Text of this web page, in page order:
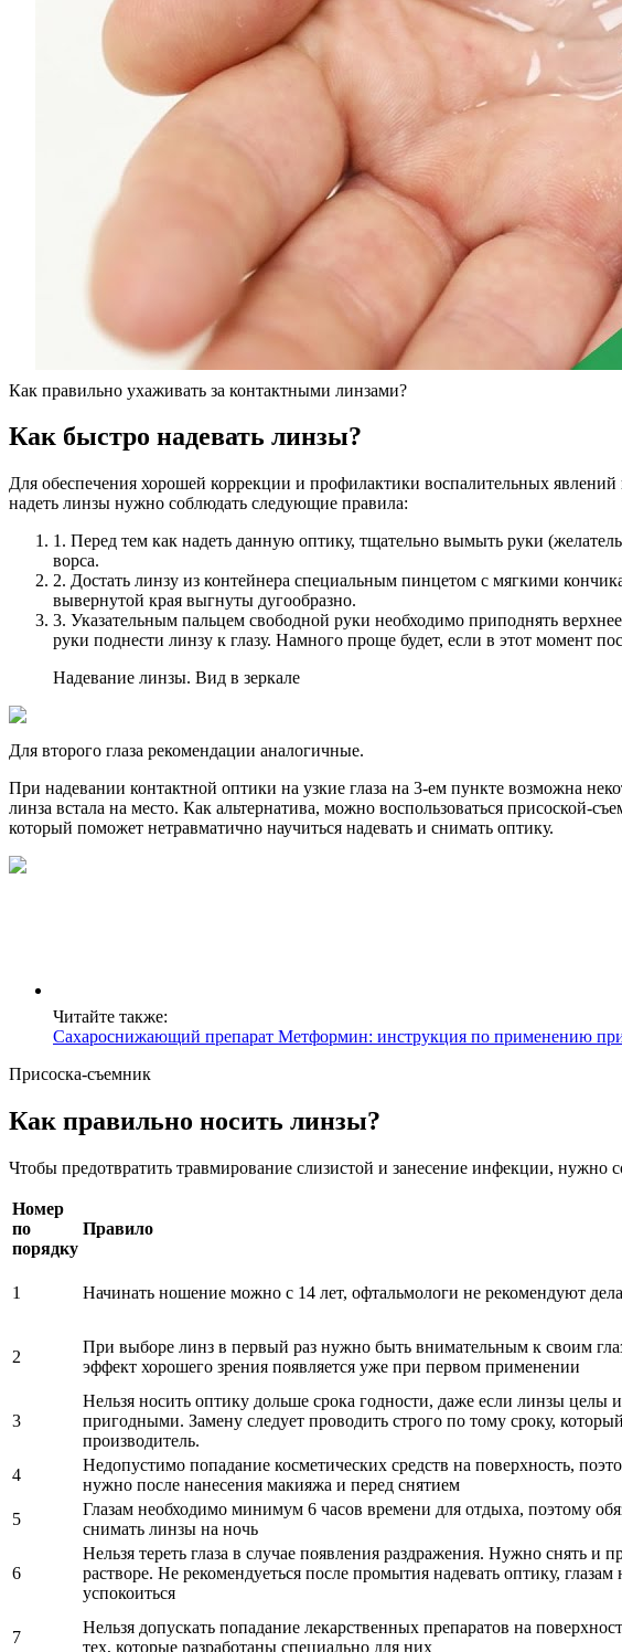
Как правильно ухаживать за контактными линзами?
Как быстро надевать линзы?
Для обеспечения хорошей коррекции и профилактики воспалительных
надеть линзы нужно соблюдать следующие правила:
1. Перед тем как надеть данную оптику, тщательно вымыть руки
ворса.
2. Достать линзу из контейнера специальным пинцетом с мягкими
вывернутой края выгнуты дугообразно.
3. Указательным пальцем свободной руки необходимо приподнять
руки поднести линзу к глазу. Намного проще будет, если в этот момент
Надевание линзы. Вид в зеркале
Для второго глаза рекомендации аналогичные.
При надевании контактной оптики на узкие глаза на 3-ем пункте возможна
линза встала на место. Как альтернатива, можно воспользоваться
который поможет нетравматично научиться надевать и снимать оптику.
Читайте также:
Сахароснижающий препарат Метформин: инструкция по применению
Присоска-съемник
Как правильно носить линзы?
Чтобы предотвратить травмирование слизистой и занесение инфекции,
Номер
по
порядку
Правило
1 Начинать ношение можно с 14 лет, офтальмологи не рекомендуют
2
При выборе линз в первый раз нужно быть внимательным к своим
эффект хорошего зрения появляется уже при первом применении
3
Нельзя носить оптику дольше срока годности, даже если линзы целы
пригодными. Замену следует проводить строго по тому сроку,
производитель.
4
Недопустимо попадание косметических средств на поверхность,
нужно после нанесения макияжа и перед снятием
5
Глазам необходимо минимум 6 часов времени для отдыха, поэтому
снимать линзы на ночь
6
Нельзя тереть глаза в случае появления раздражения. Нужно снять и
растворе. Не рекомендуеться после промытия надевать оптику, глазам
успокоиться
7
Нельзя допускать попадание лекарственных препаратов на
тех, которые разработаны специально для них